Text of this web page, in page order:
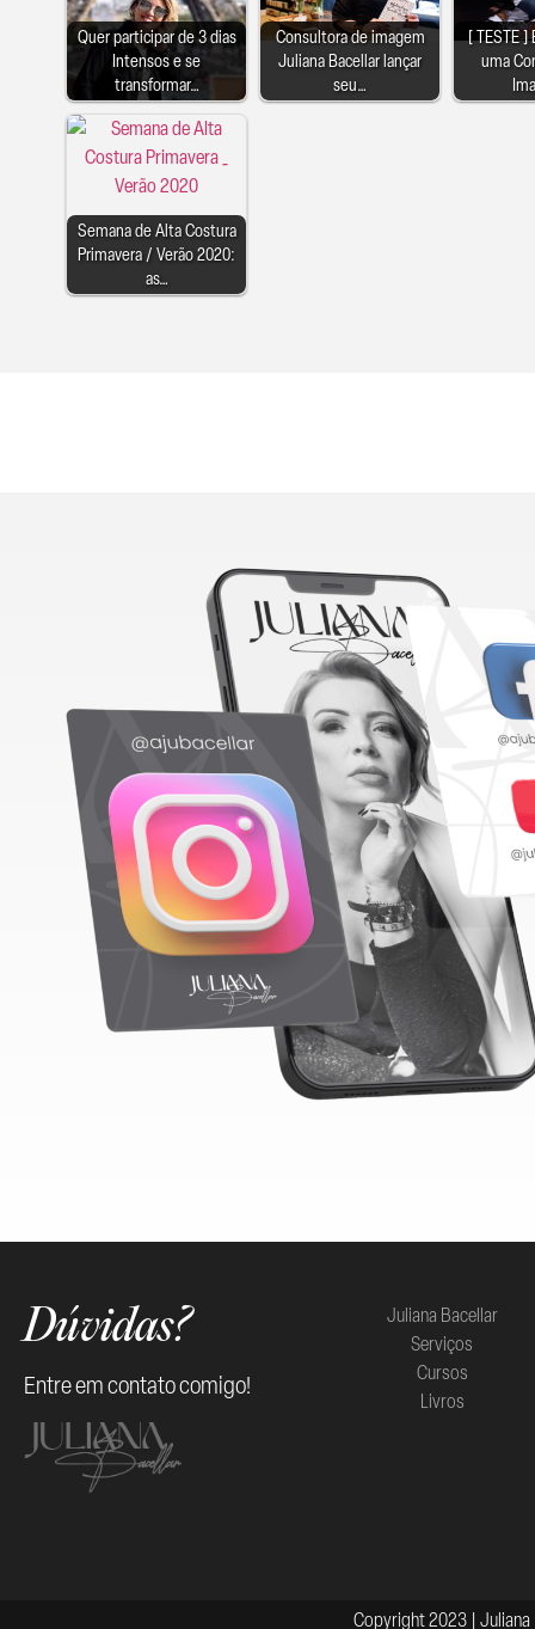
Quer participar de 3 dias
Intensos e se
transformar…
Consultora de imagem
Juliana Bacellar lançar
seu…
[ TESTE ]
uma
Semana de Alta Costura
Primavera / Verão 2020:
as…
Dúvidas?
Entre em contato comigo!
Juliana Bacellar
Serviços
Cursos
Livros
Copyright 2023 | Juliana